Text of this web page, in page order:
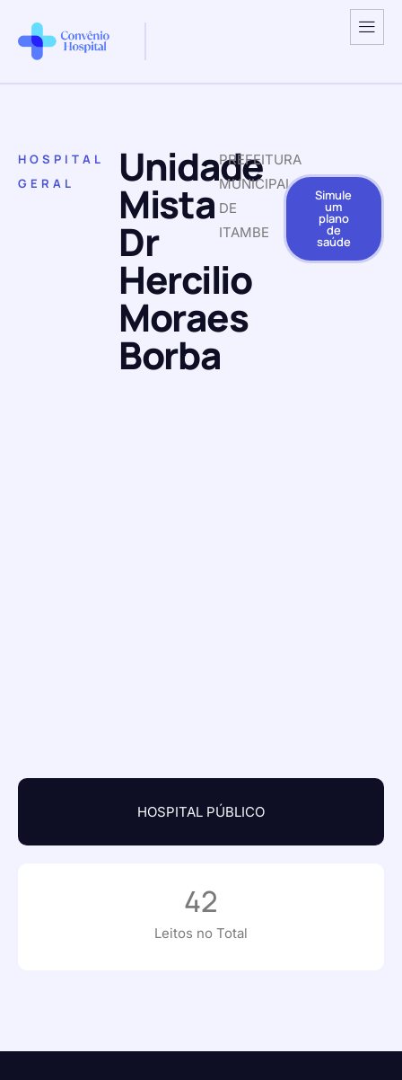
HOSPITAL
GERAL
Unidade
Mista
Dr
Hercilio
Moraes
Borba
PREFEITURA
MUNICIPAL
DE
ITAMBE
Simule
um
plano
de
saúde
HOSPITAL PÚBLICO
Leitos no Total
42